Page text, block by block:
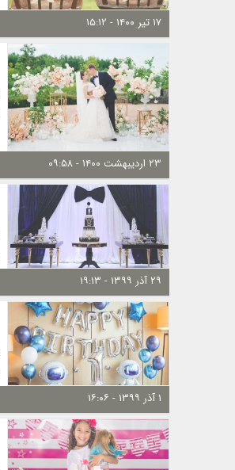
۱۷ تیر ۱۴۰۰ - ۱۵:۱۲
۲۳ اردیبهشت ۱۴۰۰ - ۰۹:۵۸
۲۹ آذر ۱۳۹۹ - ۱۹:۱۳
۱ آذر ۱۳۹۹ - ۱۶:۰۶